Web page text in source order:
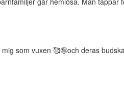
som vuxen 🥰🤪och deras